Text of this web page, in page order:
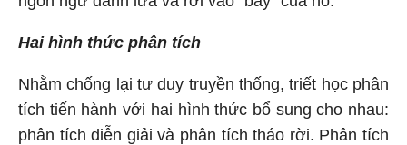
Hai hình thức phân tích
Nhằm chống lại tư duy truyền thống, triết học phân
tích tiến hành với hai hình thức bổ sung cho nhau:
phân tích diễn giải và phân tích tháo rời. Phân tích